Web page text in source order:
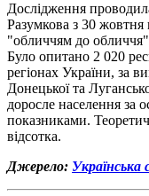
Дослідження
Разумкова з 30
"обличчям до
Було опитано 2 020
регіонах України, за
Донецької та
доросле населення за
показниками.
відсотка.
Джерело: